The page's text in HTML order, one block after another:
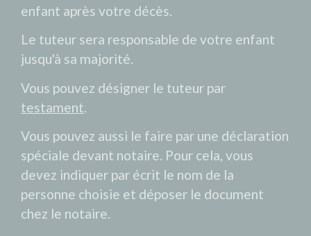
enfant après votre décès.
Le tuteur sera responsable de votre enfant
jusqu'à sa majorité.
Vous pouvez désigner le tuteur par
testament.
Vous pouvez aussi le faire par une déclaration
spéciale devant notaire. Pour cela, vous
devez indiquer par écrit le nom de la
personne choisie et déposer le document
chez le notaire.